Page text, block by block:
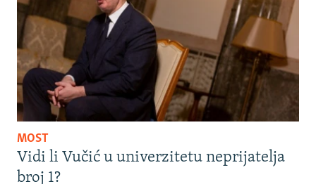
MOST
Vidi li Vučić u univerzitetu neprijatelja
broj 1?